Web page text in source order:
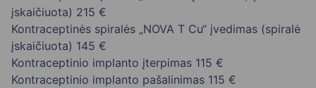
įskaičiuota) 215 €
Kontraceptinės spiralės „NOVA T Cu“ įvedimas (spiralė
įskaičiuota) 145 €
Kontraceptinio implanto įterpimas 115 €
Kontraceptinio implanto pašalinimas 115 €